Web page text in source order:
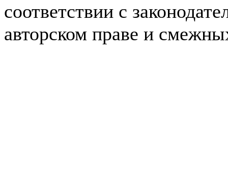
соответствии с
авторском праве и